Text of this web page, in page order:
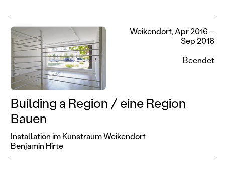
Building a Region / eine Region
Bauen
Installation im Kunstraum Weikendorf
Benjamin Hirte
Weikendorf, Apr 2016 –
Sep 2016
Beendet